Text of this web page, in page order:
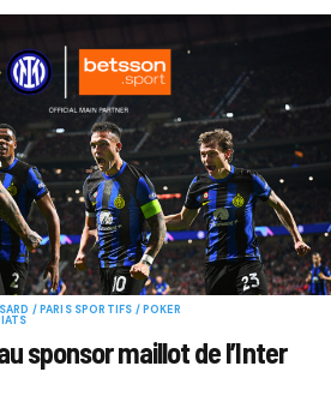
/ PARIS SPORTIFS / POKER
sponsor maillot de l’Inter